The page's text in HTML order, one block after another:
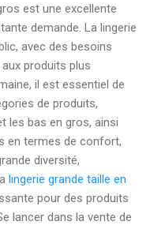
est une excellente
demande. La lingerie
avec des besoins
produits plus
il est essentiel de
de produits,
les bas en gros, ainsi
en termes de confort,
diversité,
lingerie grande taille en
pour des produits
lancer dans la vente de